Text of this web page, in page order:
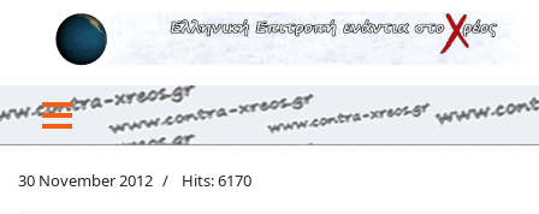
30 November 2012 Hits: 6170